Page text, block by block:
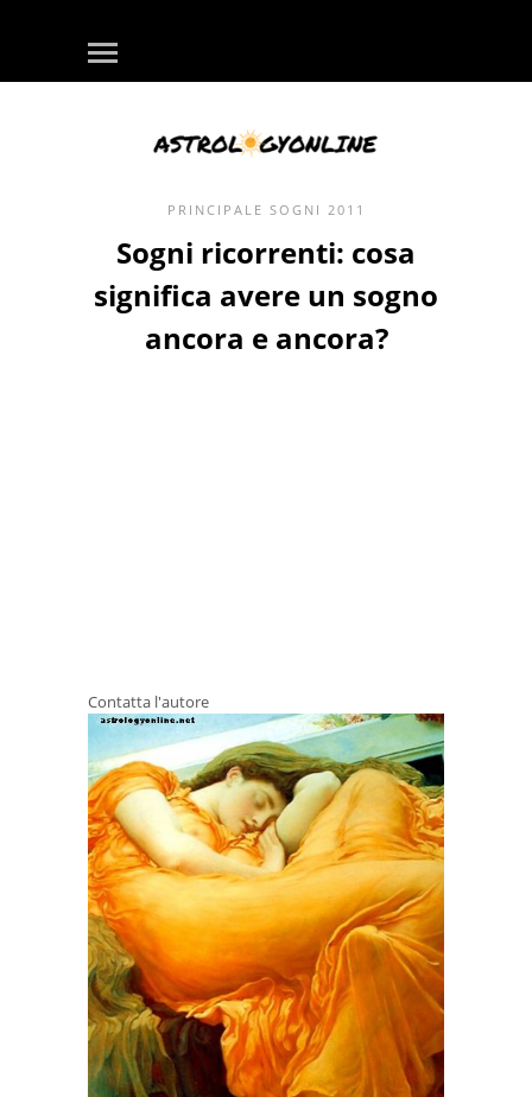
PRINCIPALE SOGNI 2011
Sogni ricorrenti: cosa
significa avere un sogno
ancora e ancora?
Contatta l'autore